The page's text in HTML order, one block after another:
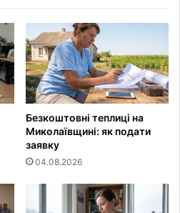
Безкоштовні теплиці на
Миколаївщині: як подати
заявку
04.08.2026